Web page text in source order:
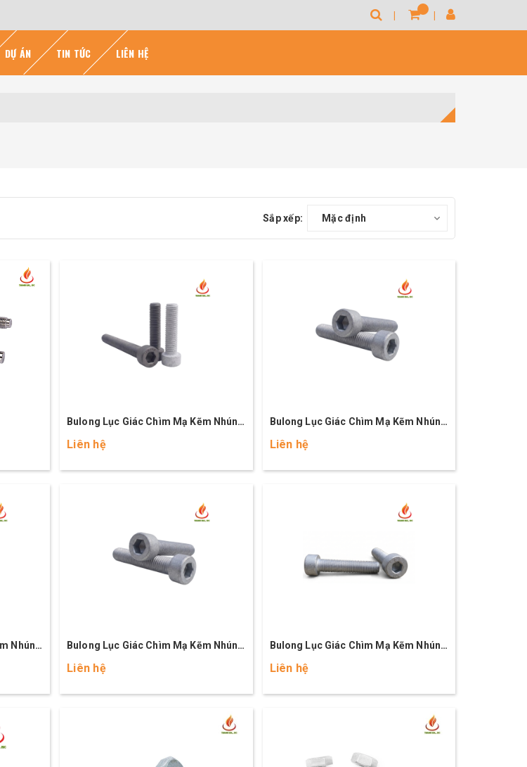
DỰ ÁN TIN TỨC LIÊN HỆ
Sắp xếp: Mặc định
Bulong Lục Giác Chìm Mạ Kẽm Nhúng
Liên hệ
Bulong Lục Giác Chìm Mạ Kẽm Nhúng
Liên hệ
Nhúng
Bulong Lục Giác Chìm Mạ Kẽm Nhúng
Liên hệ
Bulong Lục Giác Chìm Mạ Kẽm Nhúng
Liên hệ